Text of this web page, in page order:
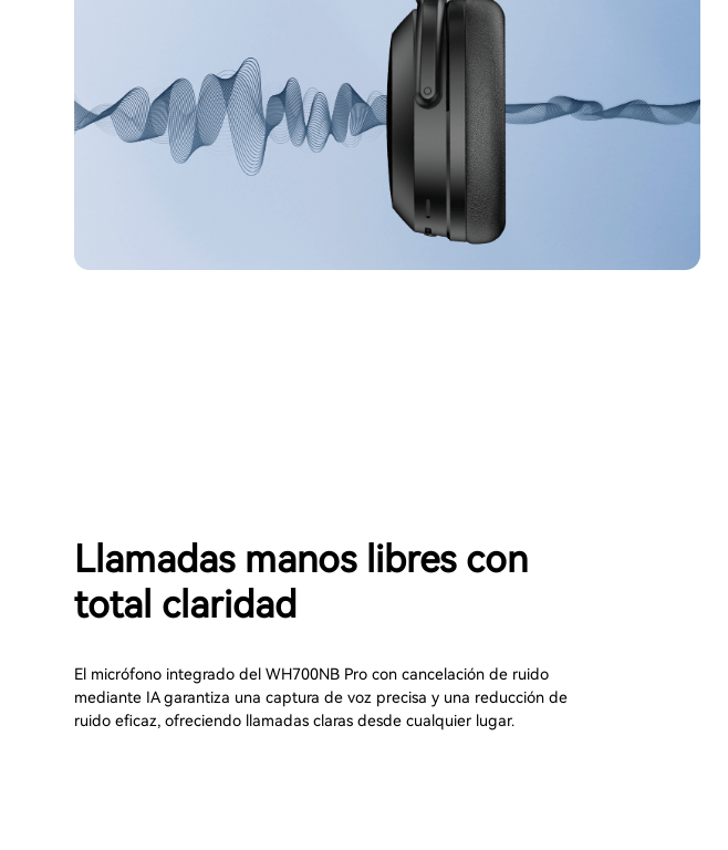
Llamadas manos libres con
total claridad
El micrófono integrado del WH700NB Pro con cancelación de ruido
mediante IA garantiza una captura de voz precisa y una reducción de
ruido eficaz, ofreciendo llamadas claras desde cualquier lugar.